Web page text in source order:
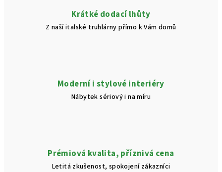
Krátké dodací lhůty
Z naší italské truhlárny přímo k Vám domů
Moderní i stylové interiéry
Nábytek sériový i na míru
Prémiová kvalita, příznivá cena
Letitá zkušenost, spokojení zákazníci